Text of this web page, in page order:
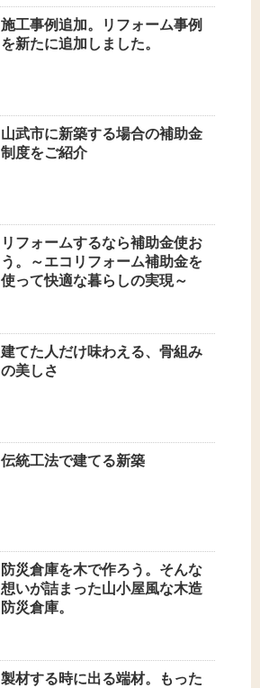
施工事例追加。リフォーム事例
を新たに追加しました。
山武市に新築する場合の補助金
制度をご紹介
リフォームするなら補助金使お
う。～エコリフォーム補助金を
使って快適な暮らしの実現～
建てた人だけ味わえる、骨組み
の美しさ
伝統工法で建てる新築
防災倉庫を木で作ろう。そんな
想いが詰まった山小屋風な木造
防災倉庫。
製材する時に出る端材。もった